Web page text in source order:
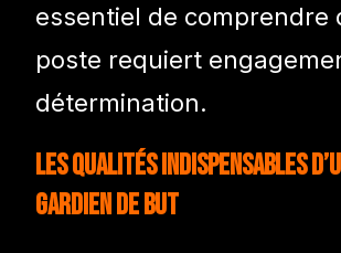
essentiel de comprendre
poste requiert
détermination.
Les qualités indispensables
gardien de but